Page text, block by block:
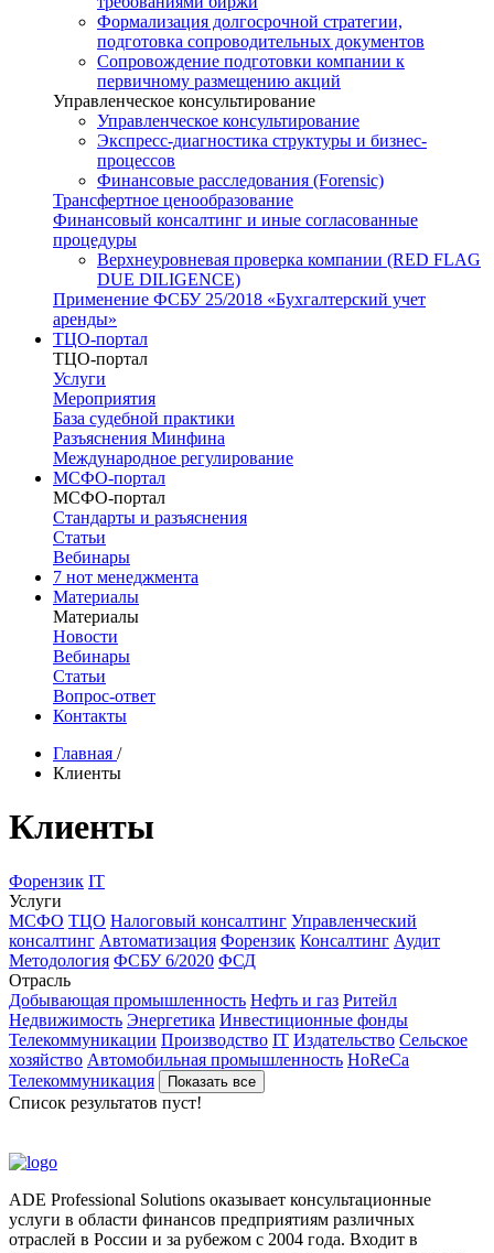
Формализация долгосрочной стратегии,
подготовка сопроводительных документов
Сопровождение подготовки компании к
первичному размещению акций
Управленческое консультирование
Управленческое консультирование
Экспресс-диагностика структуры и бизнес-
процессов
Финансовые расследования (Forensic)
Трансфертное ценообразование
Финансовый консалтинг и иные согласованные
процедуры
Верхнеуровневая проверка компании (RED FLAG
DUE DILIGENCE)
Применение ФСБУ 25/2018 «Бухгалтерский учет
аренды»
ТЦО-портал
ТЦО-портал
Услуги
Мероприятия
База судебной практики
Разъяснения Минфина
Международное регулирование
МСФО-портал
МСФО-портал
Стандарты и разъяснения
Статьи
Вебинары
7 нот менеджмента
Материалы
Материалы
Новости
Вебинары
Статьи
Вопрос-ответ
Контакты
Главная /
Клиенты
Клиенты
Форензик IT
Услуги
МСФО ТЦО Налоговый консалтинг Управленческий
консалтинг Автоматизация Форензик Консалтинг Аудит
Методология ФСБУ 6/2020 ФСД
Отрасль
Добывающая промышленность Нефть и газ Ритейл
Недвижимость Энергетика Инвестиционные фонды
Телекоммуникации Производство IT Издательство Сельское
хозяйство Автомобильная промышленность HoReCa
Телекоммуникация
Показать все
Список результатов пуст!
ADE Professional Solutions оказывает консультационные
услуги в области финансов предприятиям различных
отраслей в России и за рубежом с 2004 года. Входит в